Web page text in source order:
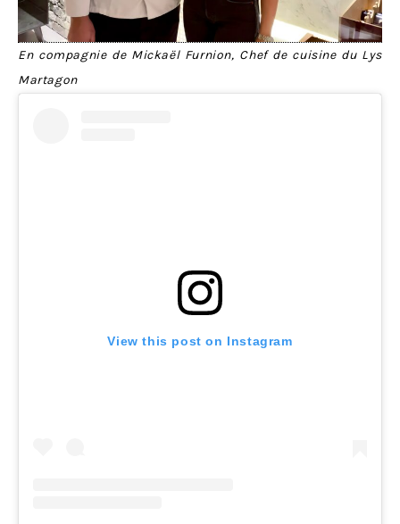
En compagnie de Mickaël Furnion, Chef de cuisine du Lys
Martagon
View this post on Instagram